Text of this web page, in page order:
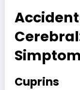
Cuprins